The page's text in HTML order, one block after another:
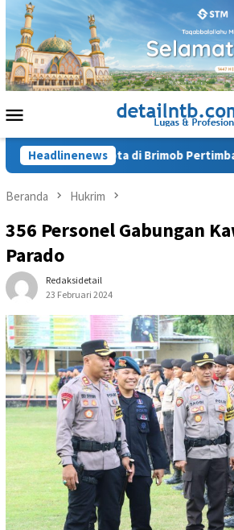
Loncat
konten
Mobile
Headlinenews
Bima Kota di Brimob Pertimbangan
Beranda Hukrim
356 Personel Gabungan
Parado
Redaksidetail
23 Februari 2024